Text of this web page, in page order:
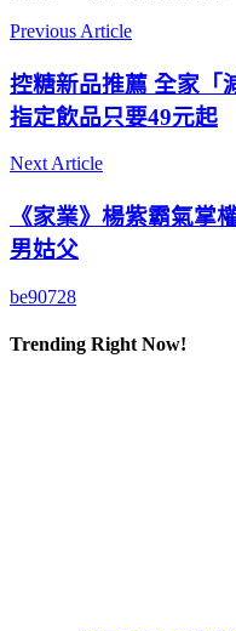
Previous Article
控糖新品推薦 全家「
指定飲品只要49元起
Next Article
《家業》楊紫霸氣掌
男姑父
be90728
Trending Right Now!